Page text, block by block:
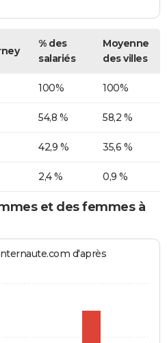
% des
salariés
Moyenne
des villes
100% 100%
54,8 % 58,2 %
42,9 % 35,6 %
2,4 % 0,9 %
et des femmes à
d'après